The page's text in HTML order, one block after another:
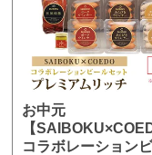
お中元
【
コラボレーション